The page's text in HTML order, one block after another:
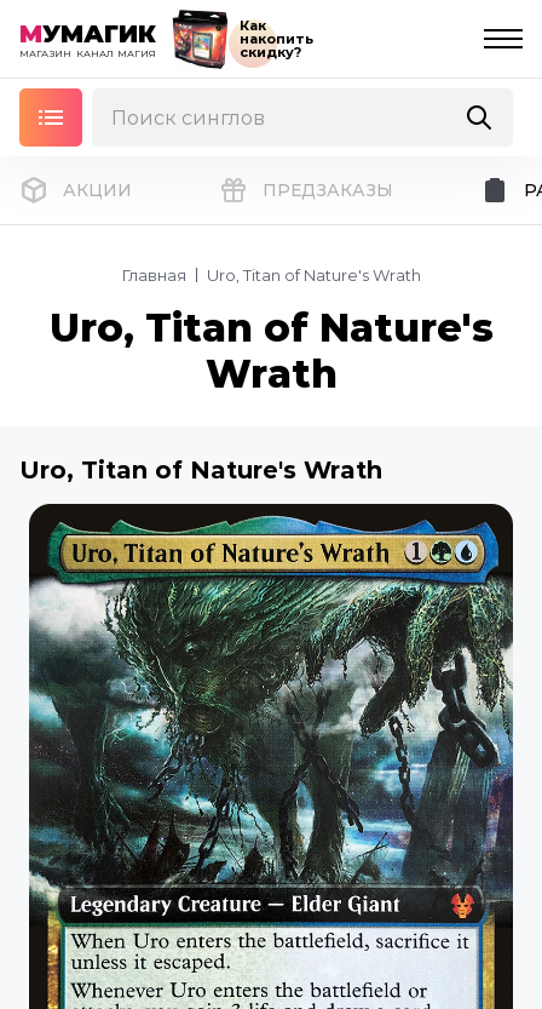
МУМАГИК
МАГАЗИН КАНАЛ МАГИЯ
Как
накопить
скидку?
АКЦИИ ПРЕДЗАКАЗЫ
Главная Uro, Titan of Nature's Wrath
Uro, Titan of Nature's
Wrath
Uro, Titan of Nature's Wrath